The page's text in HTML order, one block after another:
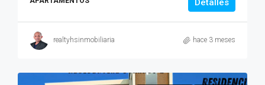
Detalles
realtyhsinmobiliaria hace 3 meses